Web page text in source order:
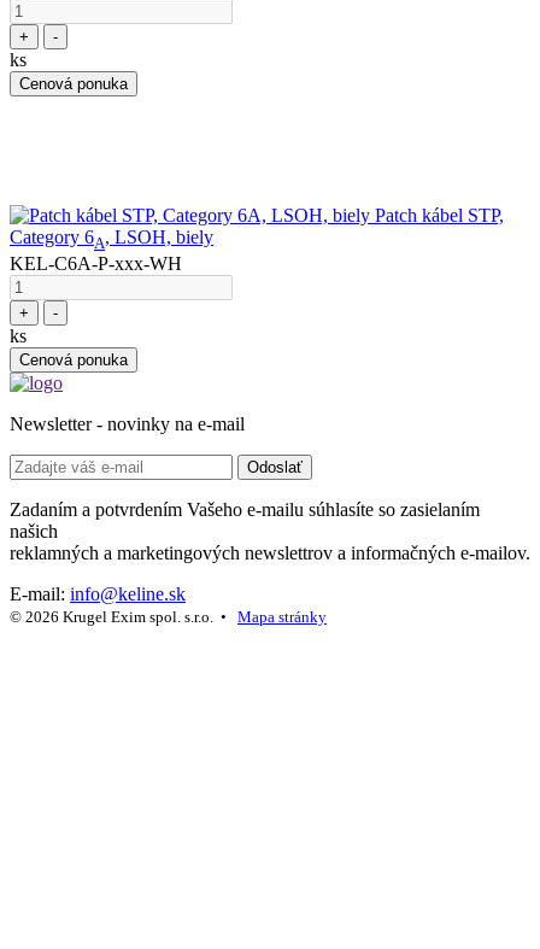
+ -
ks
Cenová ponuka
Patch kábel STP,
Category 6A, LSOH, biely
KEL-C6A-P-xxx-WH
+ -
ks
Cenová ponuka
Newsletter - novinky na e-mail
Odoslať
Zadaním a potvrdením Vašeho e-mailu súhlasíte so zasielaním
našich
reklamných a marketingových newslettrov a informačných e-mailov.
E-mail: info@keline.sk
© 2026 Krugel Exim spol. s.r.o. • Mapa stránky